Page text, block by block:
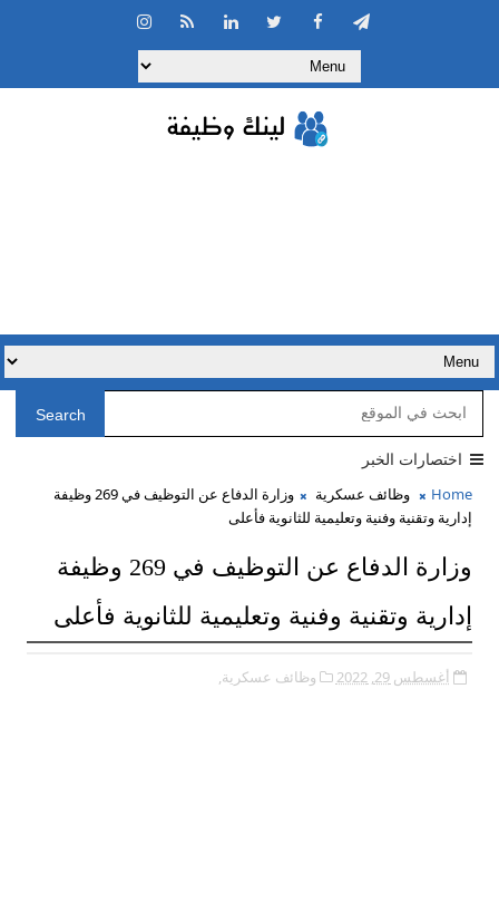
Search
اختصارات الخبر
Home وظائف عسكرية
وزارة الدفاع عن التوظيف في 269 وظيفة
إدارية وتقنية وفنية وتعليمية للثانوية فأعلى
وزارة الدفاع عن التوظيف في 269 وظيفة
إدارية وتقنية وفنية وتعليمية للثانوية فأعلى
أغسطس 29, 2022 وظائف عسكرية,